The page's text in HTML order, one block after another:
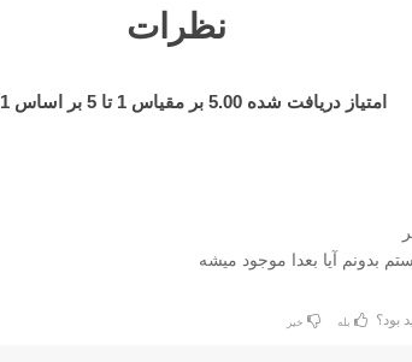
نظرات
امتیاز دریافت شده5.00 بر مقیاس1 تا5 بر اساس1
بدونم آیا بعدا موجود میشه
بود؟ بله خیر